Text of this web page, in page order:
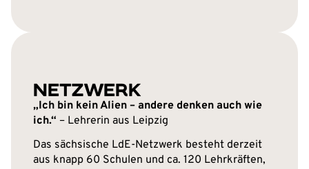
NETZWERK
„Ich bin kein Alien – andere denken auch wie
ich.“ – Lehrerin aus Leipzig
Das sächsische LdE-Netzwerk besteht derzeit
aus knapp 60 Schulen und ca. 120 Lehrkräften,